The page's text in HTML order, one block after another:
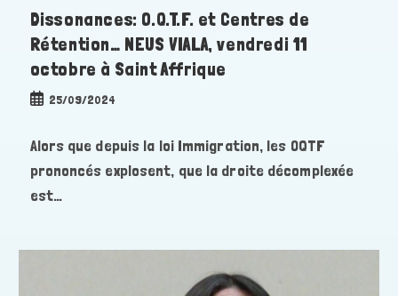
Dissonances: O.Q.T.F. et Centres de
Rétention… NEUS VIALA, vendredi 11
octobre à Saint Affrique
Publication
25/09/2024
Alors que depuis la loi Immigration, les OQTF
prononcés explosent, que la droite décomplexée
est…